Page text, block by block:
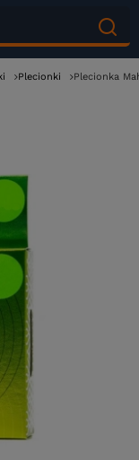
Plecionki Plecionka